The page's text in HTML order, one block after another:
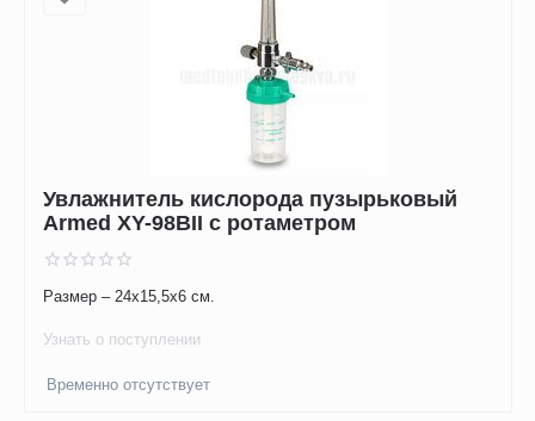
Увлажнитель кислорода пузырьковый
Armed XY-98BII с ротаметром
Размер – 24х15,5х6 см.
Узнать о поступлении
Временно отсутствует